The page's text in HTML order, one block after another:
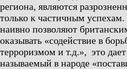
региона, являются
только к частичным успехам.
наивно позволяют
оказывать «содействие в
терроризмом и т.д.», это
называемый в народе